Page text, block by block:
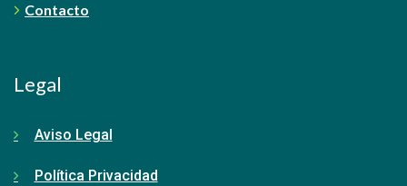
Contacto
Legal
Aviso Legal
Política Privacidad